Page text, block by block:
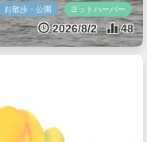
お散歩・公園 ヨットハーバー
2026/8/2 48